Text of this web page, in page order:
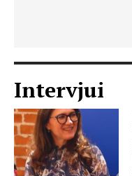
Intervjui